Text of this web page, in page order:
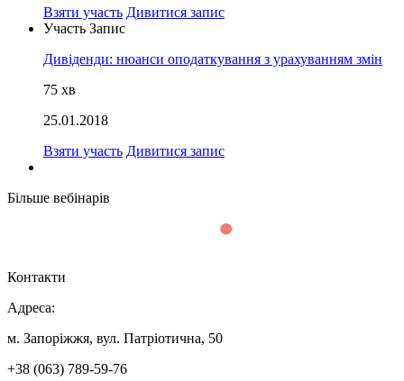
Взяти участь Дивитися запис
Участь Запис
Дивіденди: нюанси оподаткування з урахуванням змін
75 хв
25.01.2018
Взяти участь Дивитися запис
Більше вебінарів
Контакти
Адреса:
м. Запоріжжя, вул. Патріотична, 50
+38 (063) 789-59-76